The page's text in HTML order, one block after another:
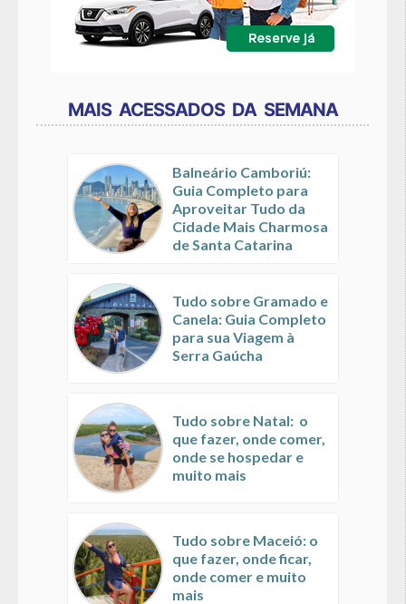
MAIS ACESSADOS DA SEMANA
Balneário Camboriú:
Guia Completo para
Aproveitar Tudo da
Cidade Mais Charmosa
de Santa Catarina
Tudo sobre Gramado e
Canela: Guia Completo
para sua Viagem à
Serra Gaúcha
Tudo sobre Natal: o
que fazer, onde comer,
onde se hospedar e
muito mais
Tudo sobre Maceió: o
que fazer, onde ficar,
onde comer e muito
mais